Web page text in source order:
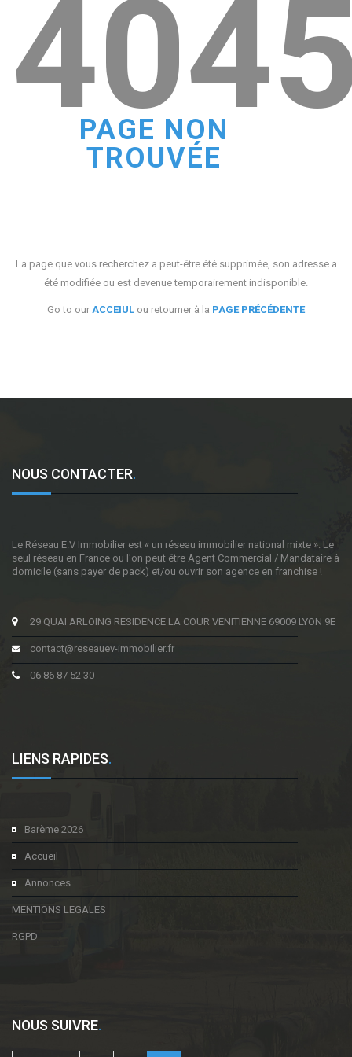
PAGE NON
TROUVÉE
La page que vous recherchez a peut-être été supprimée, son adresse a
été modifiée ou est devenue temporairement indisponible.
Go to our ACCEIUL ou retourner à la PAGE PRÉCÉDENTE
NOUS CONTACTER.
Le Réseau E.V Immobilier est « un réseau immobilier national mixte ». Le
seul réseau en France ou l'on peut être Agent Commercial / Mandataire à
domicile (sans payer de pack) et/ou ouvrir son agence en franchise !
29 QUAI ARLOING RESIDENCE LA COUR VENITIENNE 69009 LYON 9E
contact@reseauev-immobilier.fr
06 86 87 52 30
LIENS RAPIDES.
Barème 2026
Accueil
Annonces
MENTIONS LEGALES
RGPD
NOUS SUIVRE.